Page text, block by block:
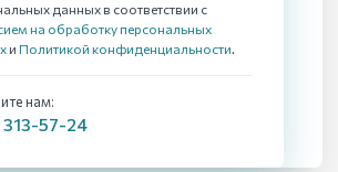
данных в соответствии с
на обработку персональных
и Политикой конфиденциальности.
нам:
57-24